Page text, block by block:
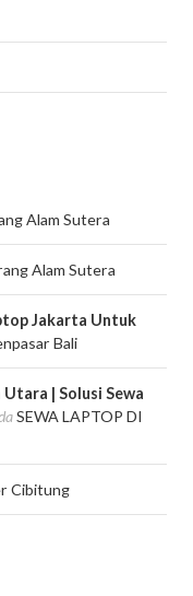
Alam Sutera
Alam Sutera
Jakarta Untuk
Bali
| Solusi Sewa
SEWA LAPTOP DI
Cibitung